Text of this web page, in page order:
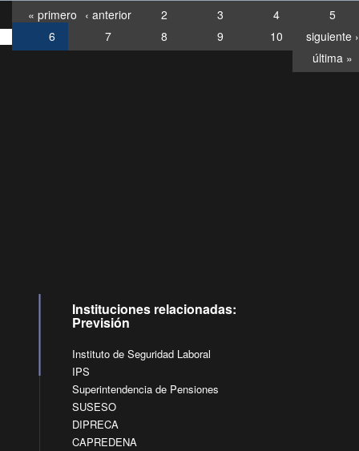
« primero ‹ anterior 2 3 4
5
6
7 8 9 10
siguiente ›
última »
Instituciones relacionadas:
Previsión
Instituto de Seguridad Laboral
IPS
Superintendencia de Pensiones
SUSESO
DIPRECA
CAPREDENA